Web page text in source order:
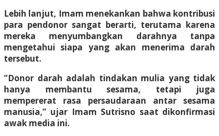
Lebih lanjut, Imam menekankan bahwa kontribusi
para pendonor sangat berarti, terutama karena
mereka menyumbangkan darahnya tanpa
mengetahui siapa yang akan menerima darah
tersebut.
“Donor darah adalah tindakan mulia yang tidak
hanya membantu sesama, tetapi juga
mempererat rasa persaudaraan antar sesama
manusia,” ujar Imam Sutrisno saat dikonfirmasi
awak media ini.